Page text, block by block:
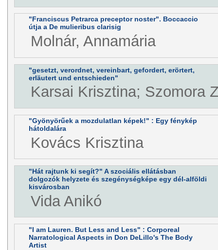
"Franciscus Petrarca preceptor noster". Boccaccio
útja a De mulieribus clarisig
Molnár, Annamária
"gesetzt, verordnet, vereinbart, gefordert, erörtert,
erläutert und entschieden"
Karsai Krisztina; Szomora
"Gyönyörűek a mozdulatlan képek!" : Egy fénykép
hátoldalára
Kovács Krisztina
"Hát rajtunk ki segít?" A szociális ellátásban
dolgozók helyzete és szegénységképe egy dél-alföldi
kisvárosban
Vida Anikó
"I am Lauren. But Less and Less" : Corporeal
Narratological Aspects in Don DeLillo's The Body
Artist